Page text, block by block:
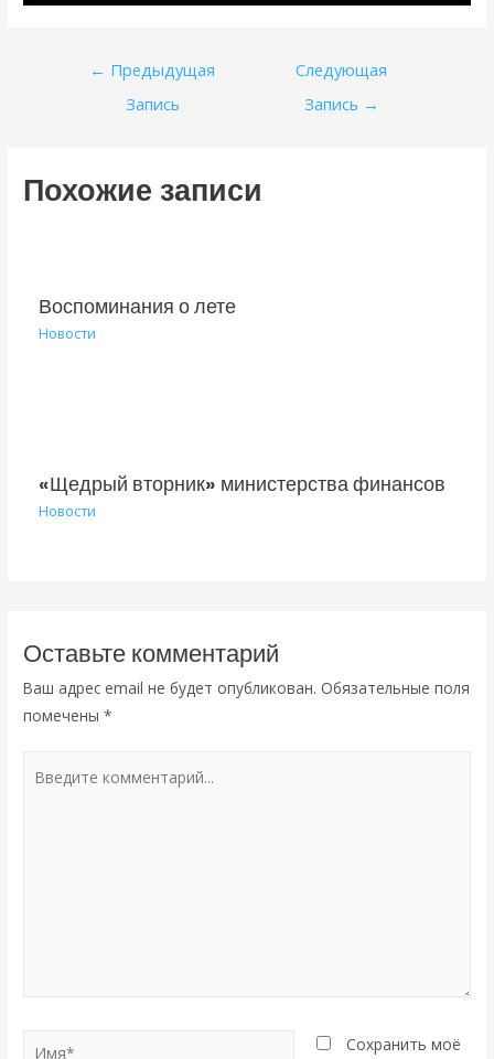
Навигация
← Предыдущая
Запись
Следующая
Запись →
Похожие записи
Воспоминания о лете
Новости
«Щедрый вторник» министерства финансов
Новости
Оставьте комментарий
Ваш адрес email не будет опубликован. Обязательные поля
помечены*
комментарий...
Имя*
Сохранить моё